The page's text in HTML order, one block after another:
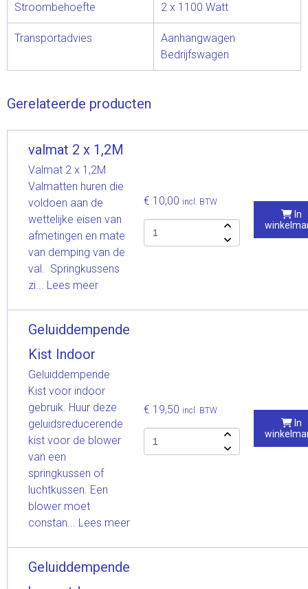
Stroombehoefte 2 x 1100 Watt
Transportadvies
Aanhangwagen
Bedrijfswagen
Gerelateerde producten
valmat 2 x 1,2M
Valmat 2 x 1,2M
Valmatten huren die
voldoen aan de
wettelijke eisen van
afmetingen en mate
van demping van de
val. Springkussens
zi... Lees meer
€ 10,00 incl. BTW
In
Geluiddempende
Kist Indoor
Geluiddempende
Kist voor indoor
gebruik. Huur deze
geluidsreducerende
kist voor de blower
van een
springkussen of
luchtkussen. Een
blower moet
constan... Lees meer
€ 19,50 incl. BTW
In
Geluiddempende